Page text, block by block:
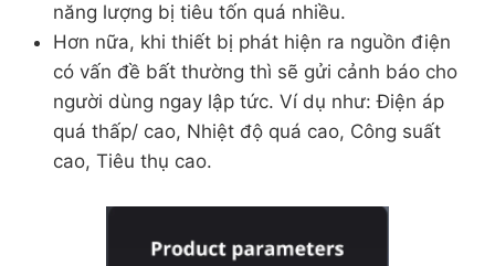
năng lượng bị tiêu tốn quá nhiều.
Hơn nữa, khi thiết bị phát hiện ra nguồn điện
có vấn đề bất thường thì sẽ gửi cảnh báo cho
người dùng ngay lập tức. Ví dụ như: Điện áp
quá thấp/ cao, Nhiệt độ quá cao, Công suất
cao, Tiêu thụ cao.